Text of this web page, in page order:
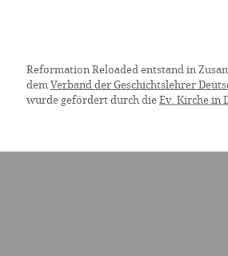
Reformation Reloaded entstand in
dem Verband der Geschichtslehrer
wurde gefördert durch die Ev. Kirche in